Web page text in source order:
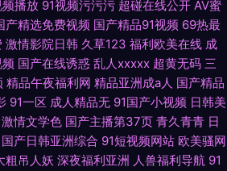
播放 91视频污污污 超碰在线公开 AV蜜
产精选免费视频 国产精品91视频 69热最
激情影院日韩 久草123 福利欧美在线 成
国产在线诱惑 乱人xxxxx 超黄无码 三
精品午夜福利网 精品亚洲成a人 国产精品
91一区 成人精品无 91国产小视频 日韩美
激情文学色 国产主播第37页 青久青青 日
国产日韩亚洲综合 91短视频网站 欧美骚网
粗吊人妖 深夜福利亚洲 人兽福利导航 91